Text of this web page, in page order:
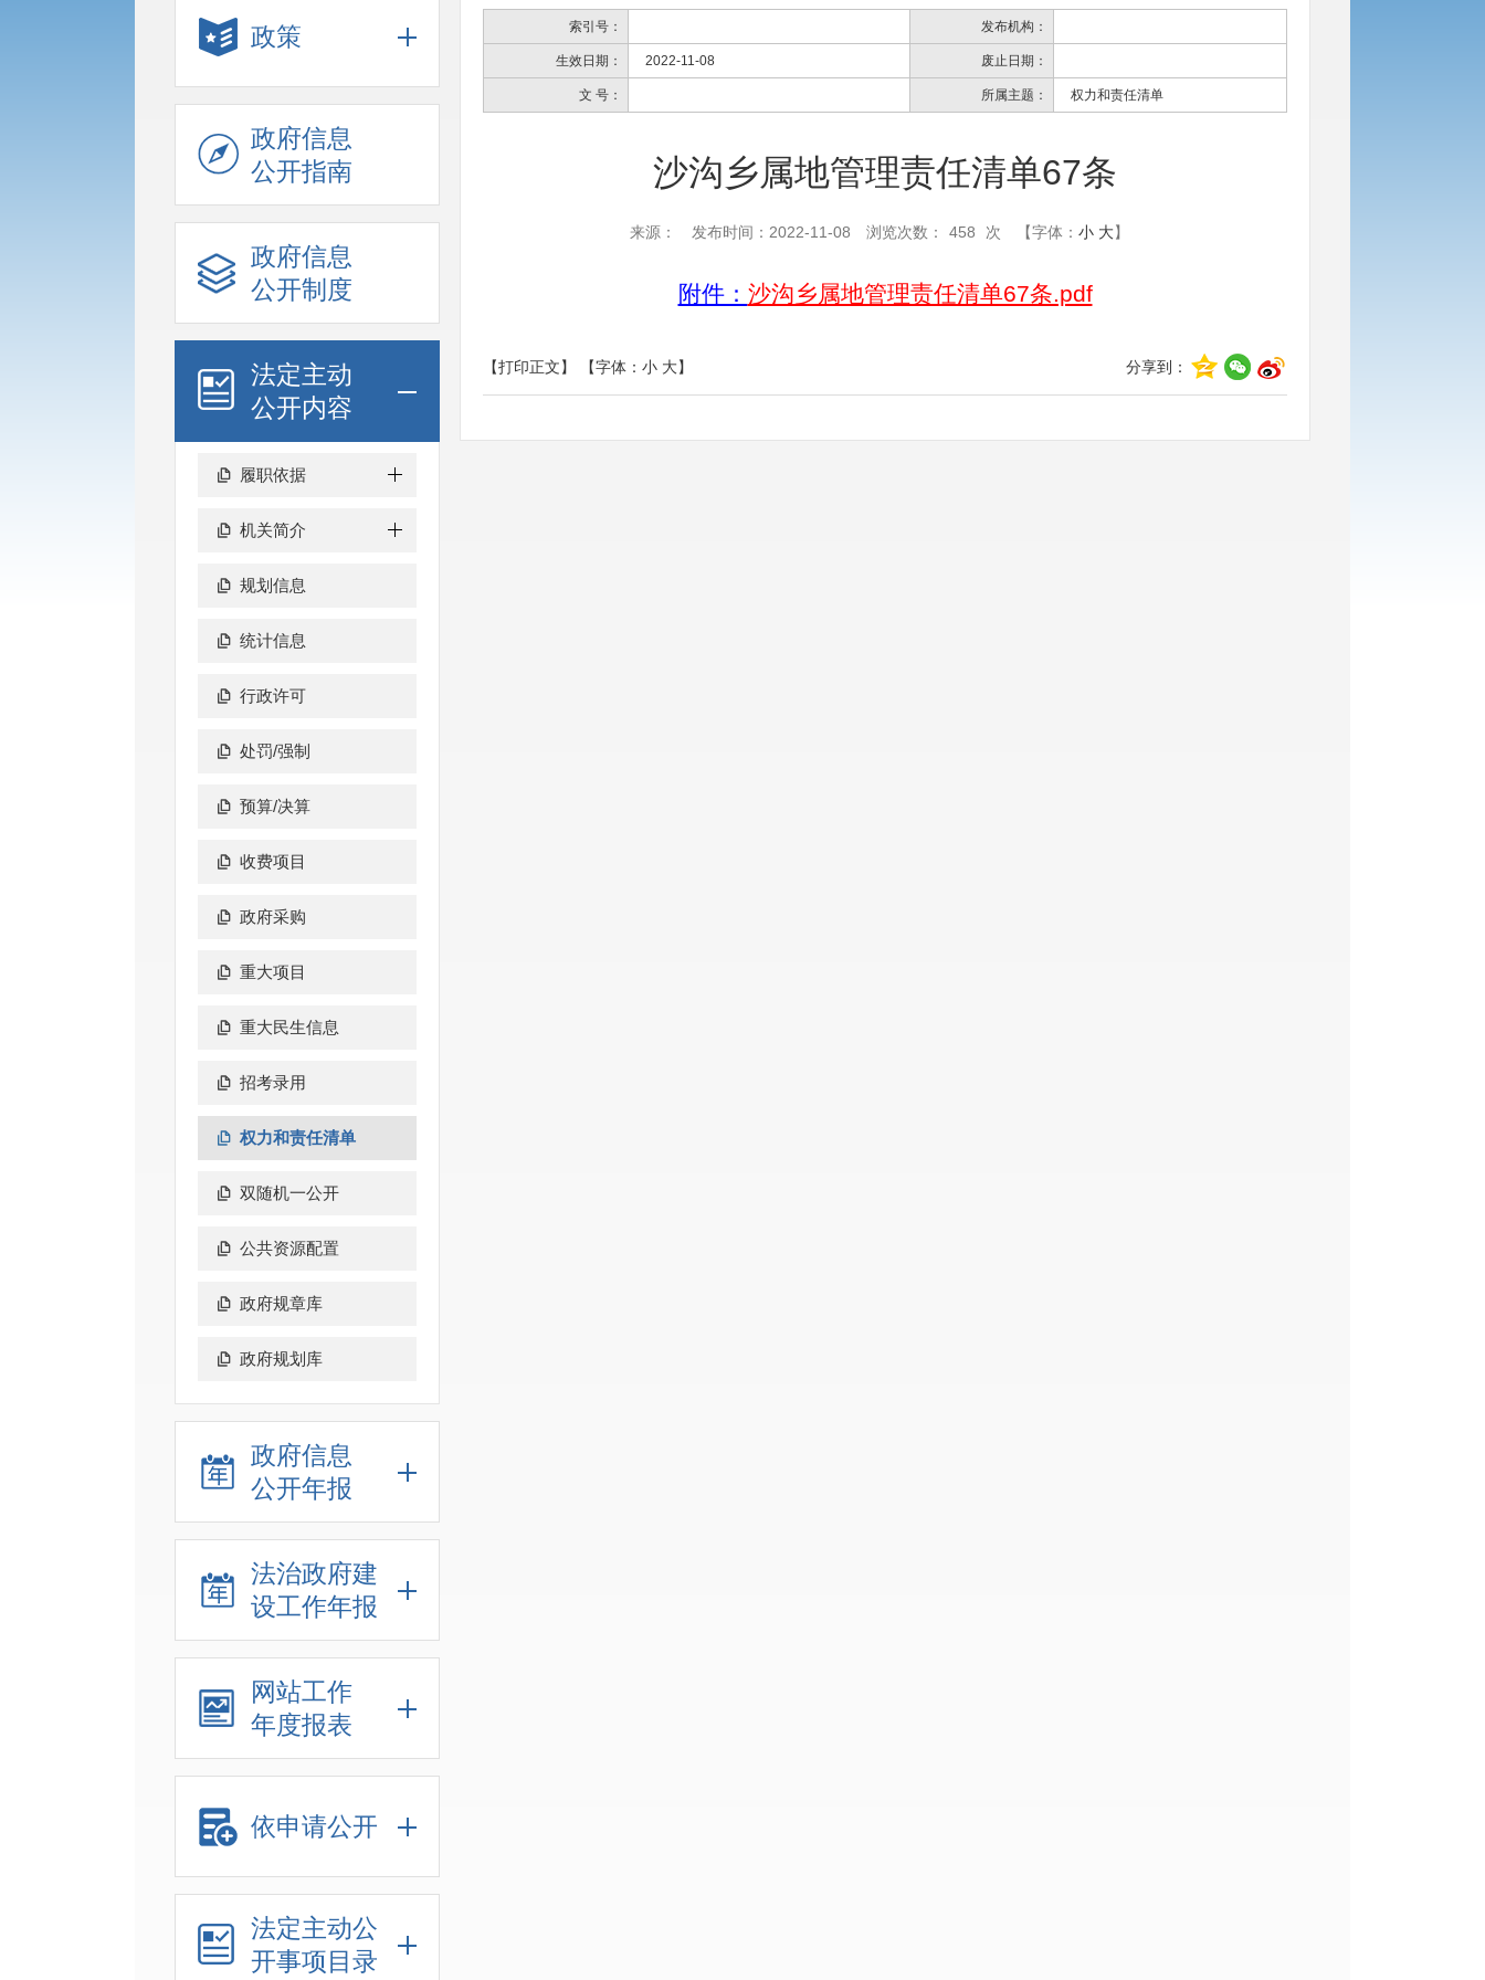
政策
政府信息
公开指南
政府信息
公开制度
法定主动
公开内容
履职依据
机关简介
规划信息
统计信息
行政许可
处罚/强制
预算/决算
收费项目
政府采购
重大项目
重大民生信息
招考录用
权力和责任清单
双随机一公开
公共资源配置
政府规章库
政府规划库
政府信息
公开年报
法治政府建
设工作年报
网站工作
年度报表
依申请公开
法定主动公
开事项目录
索引号： 发布机构：
生效日期： 2022-11-08 废止日期：
文 号： 所属主题： 权力和责任清单
沙沟乡属地管理责任清单67条
来源： 发布时间：2022-11-08 浏览次数： 458 次 【字体： 小 大】
附件： 沙沟乡属地管理责任清单67条.pdf
【打印正文】 分享到：
【字体： 小 大】